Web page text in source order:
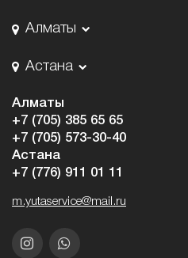
Алматы
Астана
Алматы
+7 (705) 385 65 65
+7 (705) 573-30-40
Астана
+7 (776) 911 01 11
m.yutaservice@mail.ru